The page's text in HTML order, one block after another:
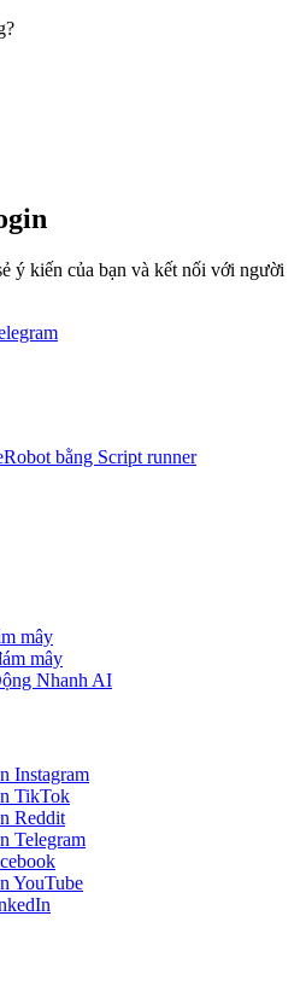
ý kiến của bạn và kết nối với người
bằng Script runner
mây
mây
Nhanh AI
Instagram
TikTok
Reddit
Telegram
YouTube